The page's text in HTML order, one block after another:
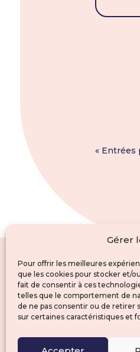
Gérer
Pour offrir les meilleures
que les cookies pour stocker et/
fait de consentir à ces
telles que le comportement de
de ne pas consentir ou de
sur certaines caractéristiques et
« Entrées